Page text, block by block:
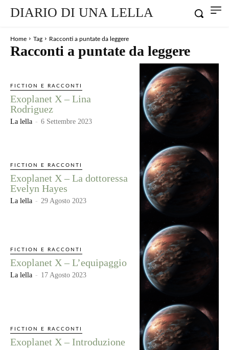
DIARIO DI UNA LELLA
Home Tag Racconti a puntate da leggere
Racconti a puntate da leggere
FICTION E RACCONTI
Exoplanet X – Lina
Rodriguez
La lella - 6 Settembre 2023
FICTION E RACCONTI
Exoplanet X – La dottoressa
Evelyn Hayes
La lella - 29 Agosto 2023
FICTION E RACCONTI
Exoplanet X – L’equipaggio
La lella - 17 Agosto 2023
FICTION E RACCONTI
Exoplanet X – Introduzione